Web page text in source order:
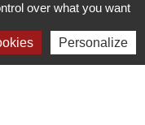
confidentialité -
du site -
over what you want
Personalize